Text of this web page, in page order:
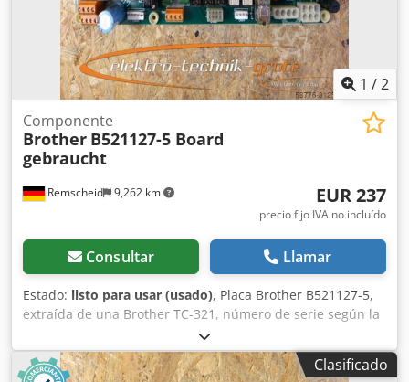
1 /2
Remscheid 9,262 km
Componente
Brother B521127-5 Board
gebraucht
EUR 237
precio fijo IVA no incluído
Consultar Llamar
Estado: listo para usar (usado), Placa Brother B521127-5,
extraída de una Brother TC-321, número de serie según la
foto, usada, en buen estado de conservación, 100 %
funcional. Cjdsi D Ulcspfx Afusrf
Clasificado